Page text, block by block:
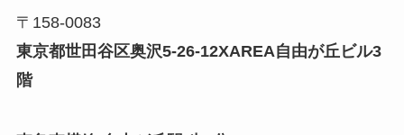
〒158-0083
東京都世田谷区奥沢5-26-12XAREA自由が丘ビル3
階